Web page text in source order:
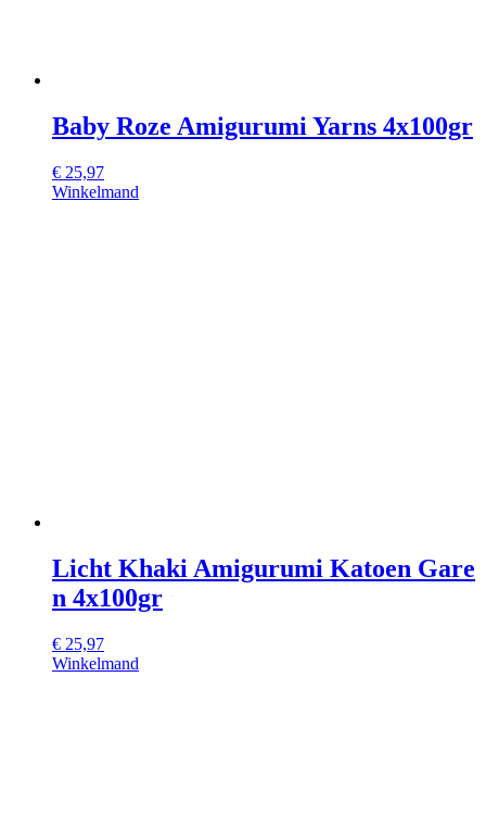
Baby Roze Amigurumi Yarns 4x100gr
€ 25,97
Winkelmand
Licht Khaki Amigurumi Katoen Gare
n 4x100gr
€ 25,97
Winkelmand